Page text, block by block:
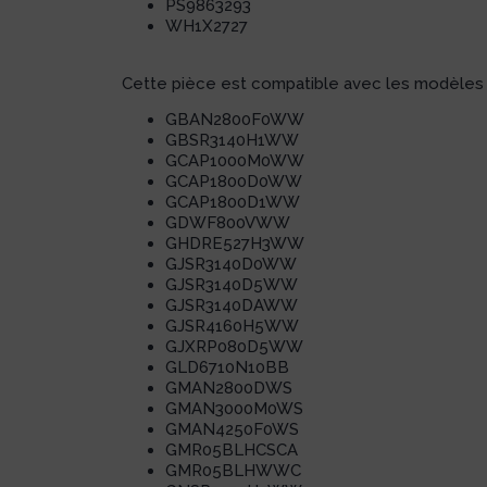
PS9863293
WH1X2727
Cette pièce est compatible avec les modèles
GBAN2800F0WW
GBSR3140H1WW
GCAP1000M0WW
GCAP1800D0WW
GCAP1800D1WW
GDWF800VWW
GHDRE527H3WW
GJSR3140D0WW
GJSR3140D5WW
GJSR3140DAWW
GJSR4160H5WW
GJXRP080D5WW
GLD6710N10BB
GMAN2800DWS
GMAN3000M0WS
GMAN4250F0WS
GMR05BLHCSCA
GMR05BLHWWC